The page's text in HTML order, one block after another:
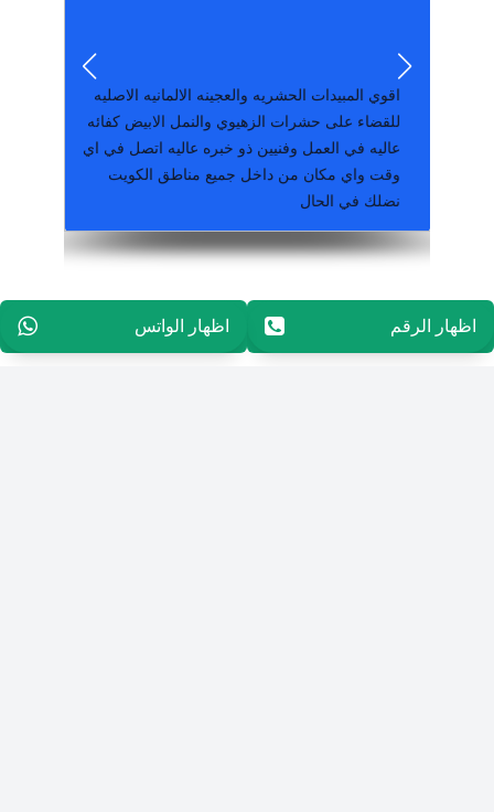
نضلك في الحال
ﺷﻌﺮﺕ ﺑﻬﺎ ﻓﺄﻧﺖ ﺑﺤﺎﺟﺔ ﺇﻟﻰ ﺍﻟﺤﺠﺎﻣﺔ، وهي: •ﺍﻟﺨﻤﻮﻝ
ﺍﻻﻛﺘﺎﻑ. •آلام في العنق. •
سكرتير لديه معرفة باعمال الطباعة باللغة الانجليزية
من داخل الكويت ارسال السيرة الذاتية علي واتساب
اظهار الرقم96594966105 اظهار الواتس96594966105